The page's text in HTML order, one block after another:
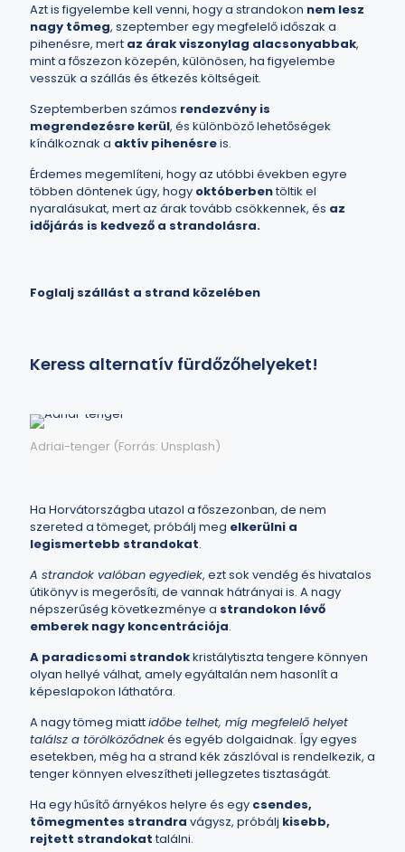
Azt is figyelembe kell venni, hogy a strandokon nem lesz
nagy tömeg, szeptember egy megfelelő időszak a
pihenésre, mert az árak viszonylag alacsonyabbak,
mint a főszezon közepén, különösen, ha figyelembe
vesszük a szállás és étkezés költségeit.
Szeptemberben számos rendezvény is
megrendezésre kerül, és különböző lehetőségek
kínálkoznak a aktív pihenésreis.
Érdemes megemlíteni, hogy az utóbbi években egyre
többen döntenek úgy, hogy októberbentöltik el
nyaralásukat, mert az árak tovább csökkennek, és az
időjárás is kedvező a strandolásra.
Foglalj szállást a strand közelében
Keress alternatív fürdőzőhelyeket!
Adriai-tenger (Forrás: Unsplash)
Ha Horvátországba utazol a főszezonban, de nem
szereted a tömeget, próbálj meg elkerülni a
legismertebb strandokat.
A strandok valóban egyediek, ezt sok vendég és hivatalos
útikönyv is megerősíti, de vannak hátrányai is. A nagy
népszerűség következménye a strandokon lévő
emberek nagy koncentrációja.
A paradicsomi strandokkristálytiszta tengere könnyen
olyan hellyé válhat, amely egyáltalán nem hasonlít a
képeslapokon láthatóra.
A nagy tömeg miattidőbe telhet, míg megfelelő helyet
találsz a törölköződnekés egyéb dolgaidnak. Így egyes
esetekben, még ha a strand kék zászlóval is rendelkezik, a
tenger könnyen elveszítheti jellegzetes tisztaságát.
Ha egy hűsítő árnyékos helyre és egy csendes,
tömegmentes strandra vágysz, próbálj kisebb,
rejtett strandokattalálni.